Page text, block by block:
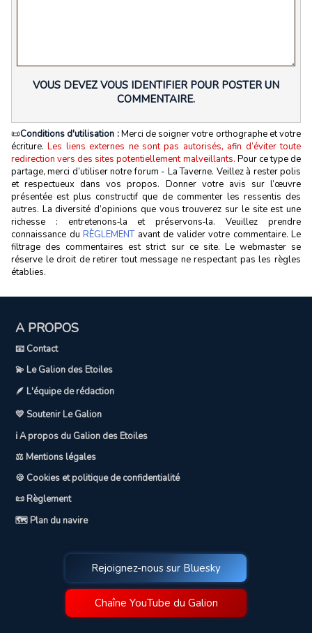
VOUS DEVEZ VOUS IDENTIFIER POUR POSTER UN
COMMENTAIRE.
📜Conditions d'utilisation :Merci de soigner votre orthographe et votre
écriture.Les liens externes ne sont pas autorisés, afin d’éviter toute
redirection vers des sites potentiellement malveillants. Pour ce type de
partage, merci d’utiliser notre forum - La Taverne. Veillez à rester polis
et respectueux dans vos propos. Donner votre avis sur l’œuvre
présentée est plus constructif que de commenter les ressentis des
autres. La diversité d’opinions que vous trouverez sur le site est une
richesse : entretenons‑la et préservons‑la. Veuillez prendre
connaissance du RÈGLEMENTavant de valider votre commentaire. Le
filtrage des commentaires est strict sur ce site. Le webmaster se
réserve le droit de retirer tout message ne respectant pas les règles
établies.
A PROPOS
📧 Contact
💫 Le Galion des Etoiles
🪶 L'équipe de rédaction
💛 Soutenir Le Galion
ℹ️ A propos du Galion des Etoiles
⚖️ Mentions légales
🍪 Cookies et politique de confidentialité
📜 Règlement
🗺️ Plan du navire
Rejoignez-nous sur Bluesky
Chaîne YouTube du Galion